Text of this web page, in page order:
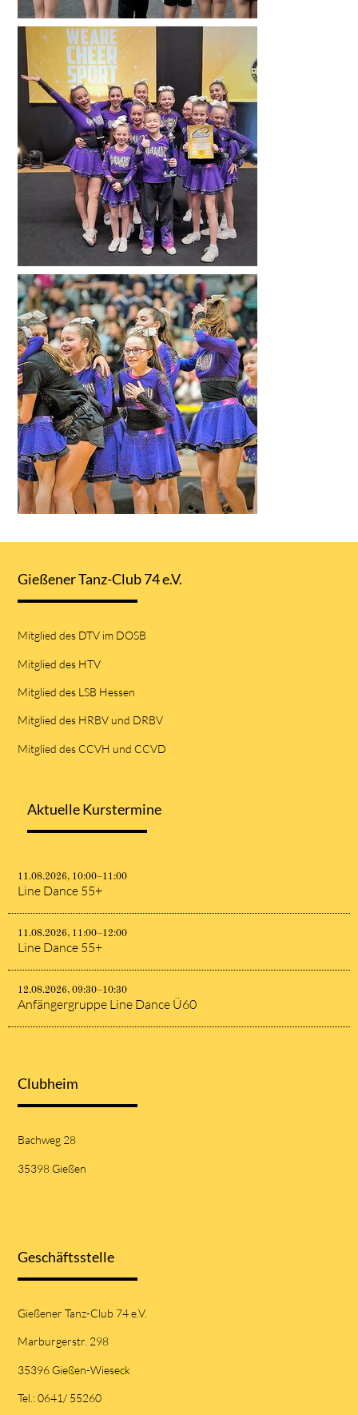
Gießener Tanz-Club 74 e.V.
Mitglied des DTV im DOSB
Mitglied des HTV
Mitglied des LSB Hessen
Mitglied des HRBV und DRBV
Mitglied des CCVH und CCVD
Aktuelle Kurstermine
11.08.2026, 10:00–11:00
Line Dance 55+
11.08.2026, 11:00–12:00
Line Dance 55+
12.08.2026, 09:30–10:30
Anfängergruppe Line Dance Ü60
Clubheim
Bachweg 28
35398 Gießen
Geschäftsstelle
Gießener Tanz-Club 74 e.V.
Marburgerstr. 298
35396 Gießen-Wieseck
Tel.: 0641/ 55260